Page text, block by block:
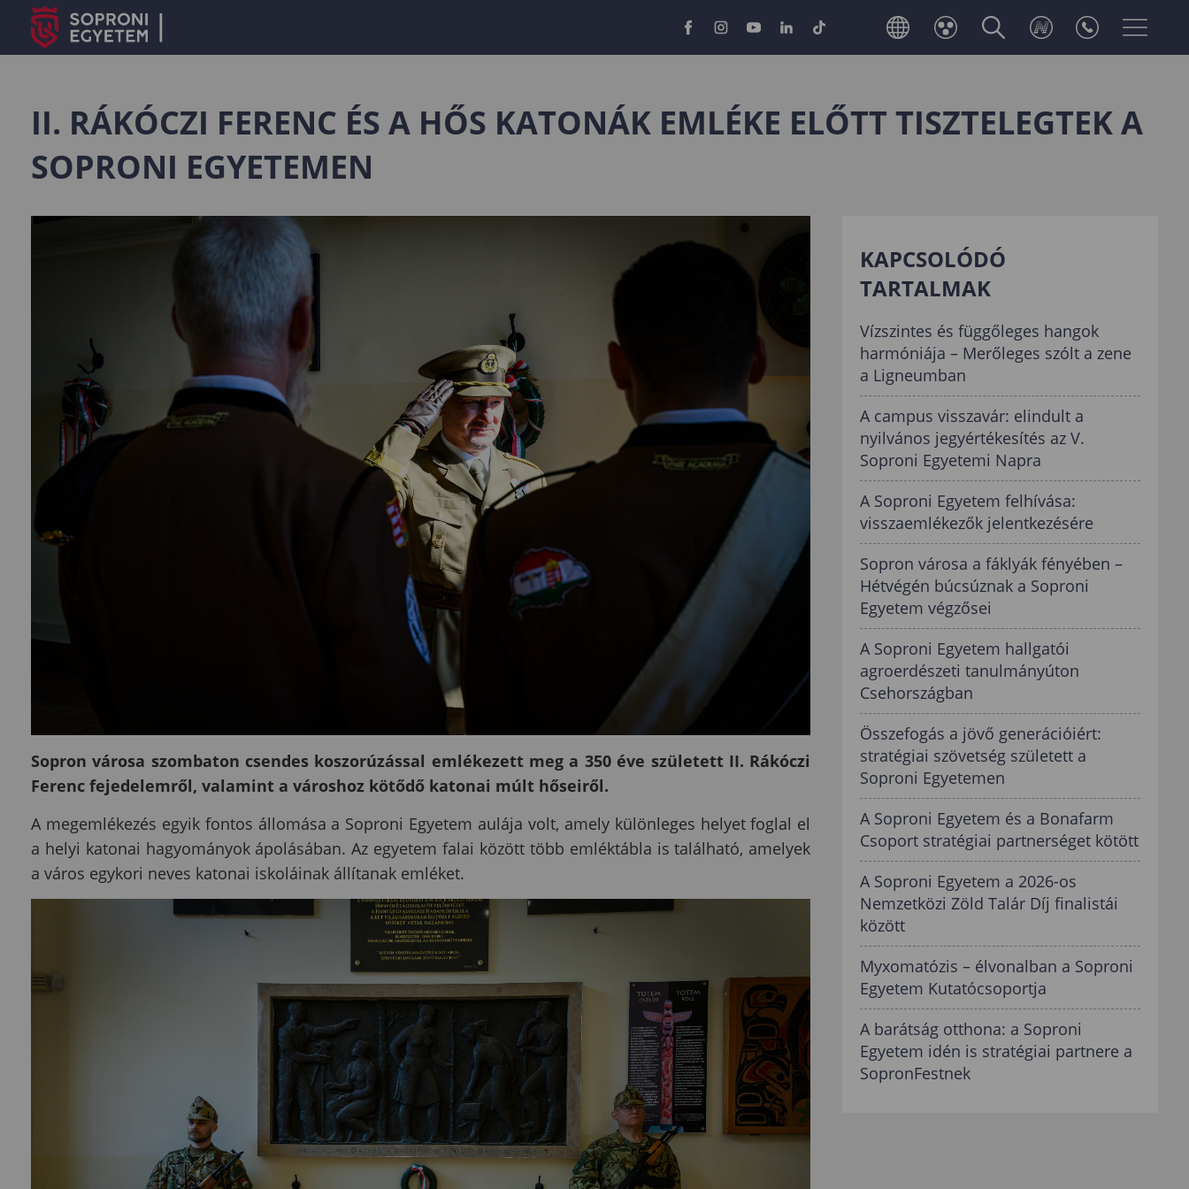
II. RÁKÓCZI FERENC ÉS A HŐS KATONÁK EMLÉKE ELŐTT TISZTELEGTEK A
SOPRONI EGYETEMEN
Sopron városa szombaton csendes koszorúzással emlékezett meg a 350 éve született II. Rákóczi
Ferenc fejedelemről, valamint a városhoz kötődő katonai múlt hőseiről.
A megemlékezés egyik fontos állomása a Soproni Egyetem aulája volt, amely különleges helyet foglal el
a helyi katonai hagyományok ápolásában. Az egyetem falai között több emléktábla is található, amelyek
a város egykori neves katonai iskoláinak állítanak emléket.
KAPCSOLÓDÓ
TARTALMAK
Vízszintes és függőleges hangok
harmóniája – Merőleges szólt a zene
a Ligneumban
A campus visszavár: elindult a
nyilvános jegyértékesítés az V.
Soproni Egyetemi Napra
A Soproni Egyetem felhívása:
visszaemlékezők jelentkezésére
Sopron városa a fáklyák fényében –
Hétvégén búcsúznak a Soproni
Egyetem végzősei
A Soproni Egyetem hallgatói
agroerdészeti tanulmányúton
Csehországban
Összefogás a jövő generációiért:
stratégiai szövetség született a
Soproni Egyetemen
A Soproni Egyetem és a Bonafarm
Csoport stratégiai partnerséget kötött
A Soproni Egyetem a 2026-os
Nemzetközi Zöld Talár Díj finalistái
között
Myxomatózis – élvonalban a Soproni
Egyetem Kutatócsoportja
A barátság otthona: a Soproni
Egyetem idén is stratégiai partnere a
SopronFestnek